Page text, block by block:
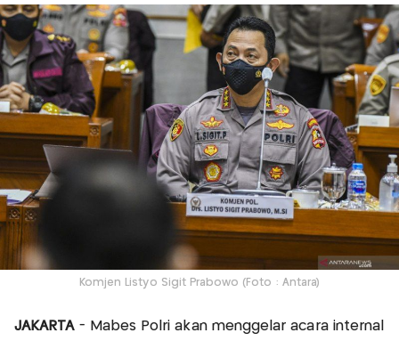
Komjen Listyo Sigit Prabowo (Foto : Antara)
JAKARTA - Mabes Polri akan menggelar acara internal